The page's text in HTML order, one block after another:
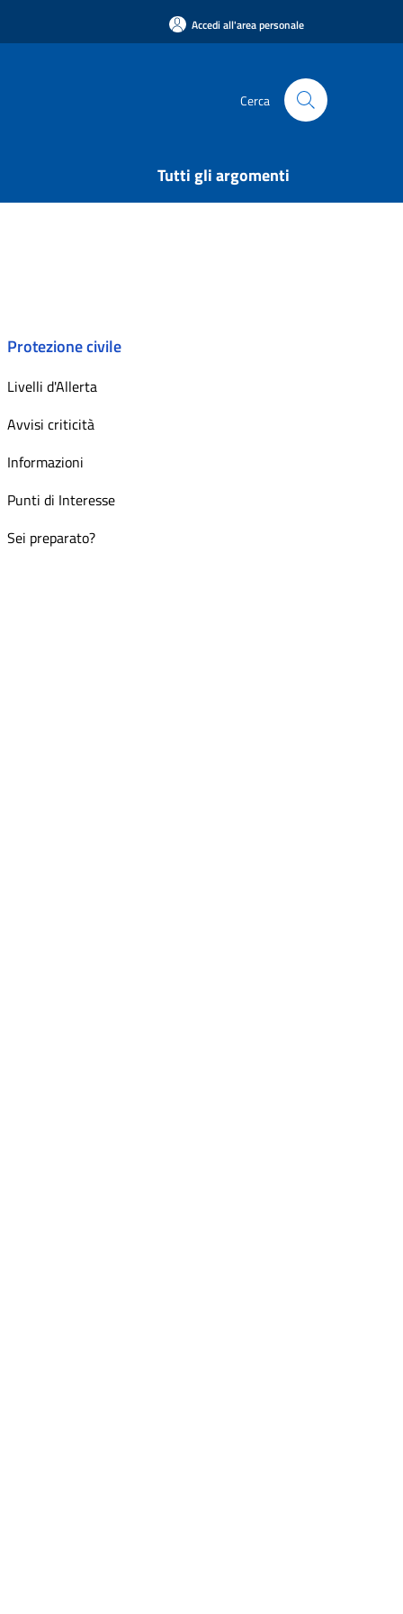
Accedi all'area personale
Cerca
Tutti gli argomenti
Protezione civile
Livelli d'Allerta
Avvisi criticità
Informazioni
Punti di Interesse
Sei preparato?